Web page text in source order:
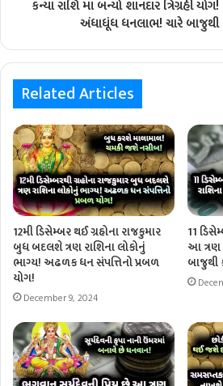
કન્યા રાશિ માં બન્યો શાનદાર ત્રિગ્રહી
અંધાધૂંધ ધનલાભ! ચારે બાજુથી
Related Articles
12મી ડિસેમ્બર થઈ ગ્રહોના રાજકુમાર
બુધ બદલશે ત્રણ રાશિના લોકોનું
ભાગ્ય! અઢળક ધન સંપત્તિનો પ્રબળ
યોગ!
December 9, 2024
11
આ ત્રણ
બાજુથી